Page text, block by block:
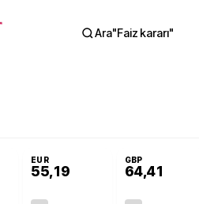
Ara"Faiz kararı"
EUR
55,19
GBP
64,41